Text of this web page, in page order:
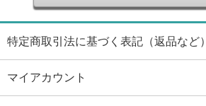
特定商取引法に基づく表記（返品など）
マイアカウント